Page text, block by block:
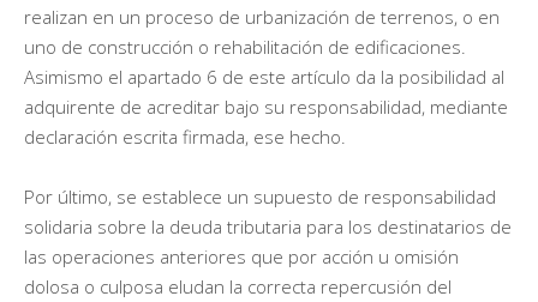
realizan en un proceso de urbanización de terrenos, o en
uno de construcción o rehabilitación de edificaciones.
Asimismo el apartado 6 de este artículo da la posibilidad al
adquirente de acreditar bajo su responsabilidad, mediante
declaración escrita firmada, ese hecho.
Por último, se establece un supuesto de responsabilidad
solidaria sobre la deuda tributaria para los destinatarios de
las operaciones anteriores que por acción u omisión
dolosa o culposa eludan la correcta repercusión del